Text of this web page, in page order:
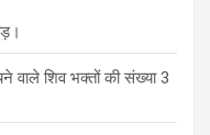
वाले शिव भक्तों की संख्या 3